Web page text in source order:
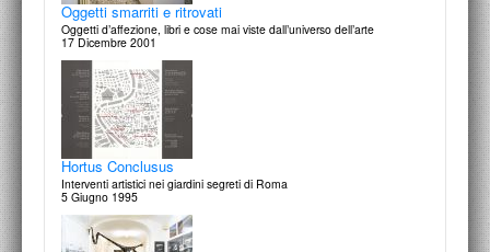
Oggetti smarriti e ritrovati
Oggetti d’affezione, libri e cose mai viste dall’universo dell’arte
17 Dicembre 2001
Hortus Conclusus
Interventi artistici nei giardini segreti di Roma
5 Giugno 1995